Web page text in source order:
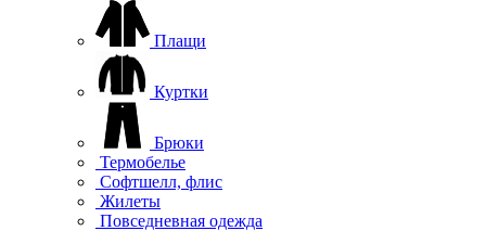
Плащи
Куртки
Брюки
Термобелье
Софтшелл, флис
Жилеты
Повседневная одежда